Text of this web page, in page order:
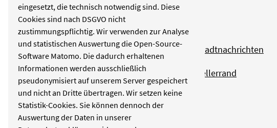
eingesetzt, die technisch notwendig sind. Diese
Cookies sind nach DSGVO nicht
zustimmungspflichtig. Wir verwenden zur Analyse
und statistischen Auswertung die Open-Source-
Software Matomo. Die dadurch erhaltenen
Informationen werden ausschließlich
pseudonymisiert auf unserem Server gespeichert
und nicht an Dritte übertragen. Wir setzen keine
Statistik-Cookies. Sie können dennoch der
Auswertung der Daten in unserer
Rubriken
Politik
Kultur
Wirtschaft
Stadtnachrichten
Tellerrand